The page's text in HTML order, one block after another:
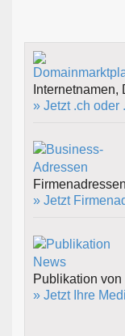
» Jetzt .ch oder
» Jetzt
Publikation
» Jetzt Ihre